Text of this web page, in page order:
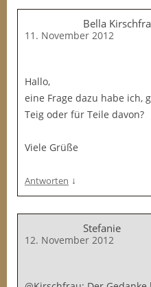
Bella
11. November 2012
Hallo,
eine Frage dazu habe ich,
Teig oder für Teile davon?
Viele Grüße
Antworten ↓
Stefanie
12. November 2012